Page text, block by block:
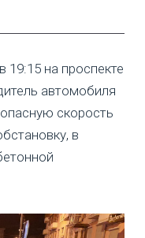
на проспекте
автомобиля
скорость
в